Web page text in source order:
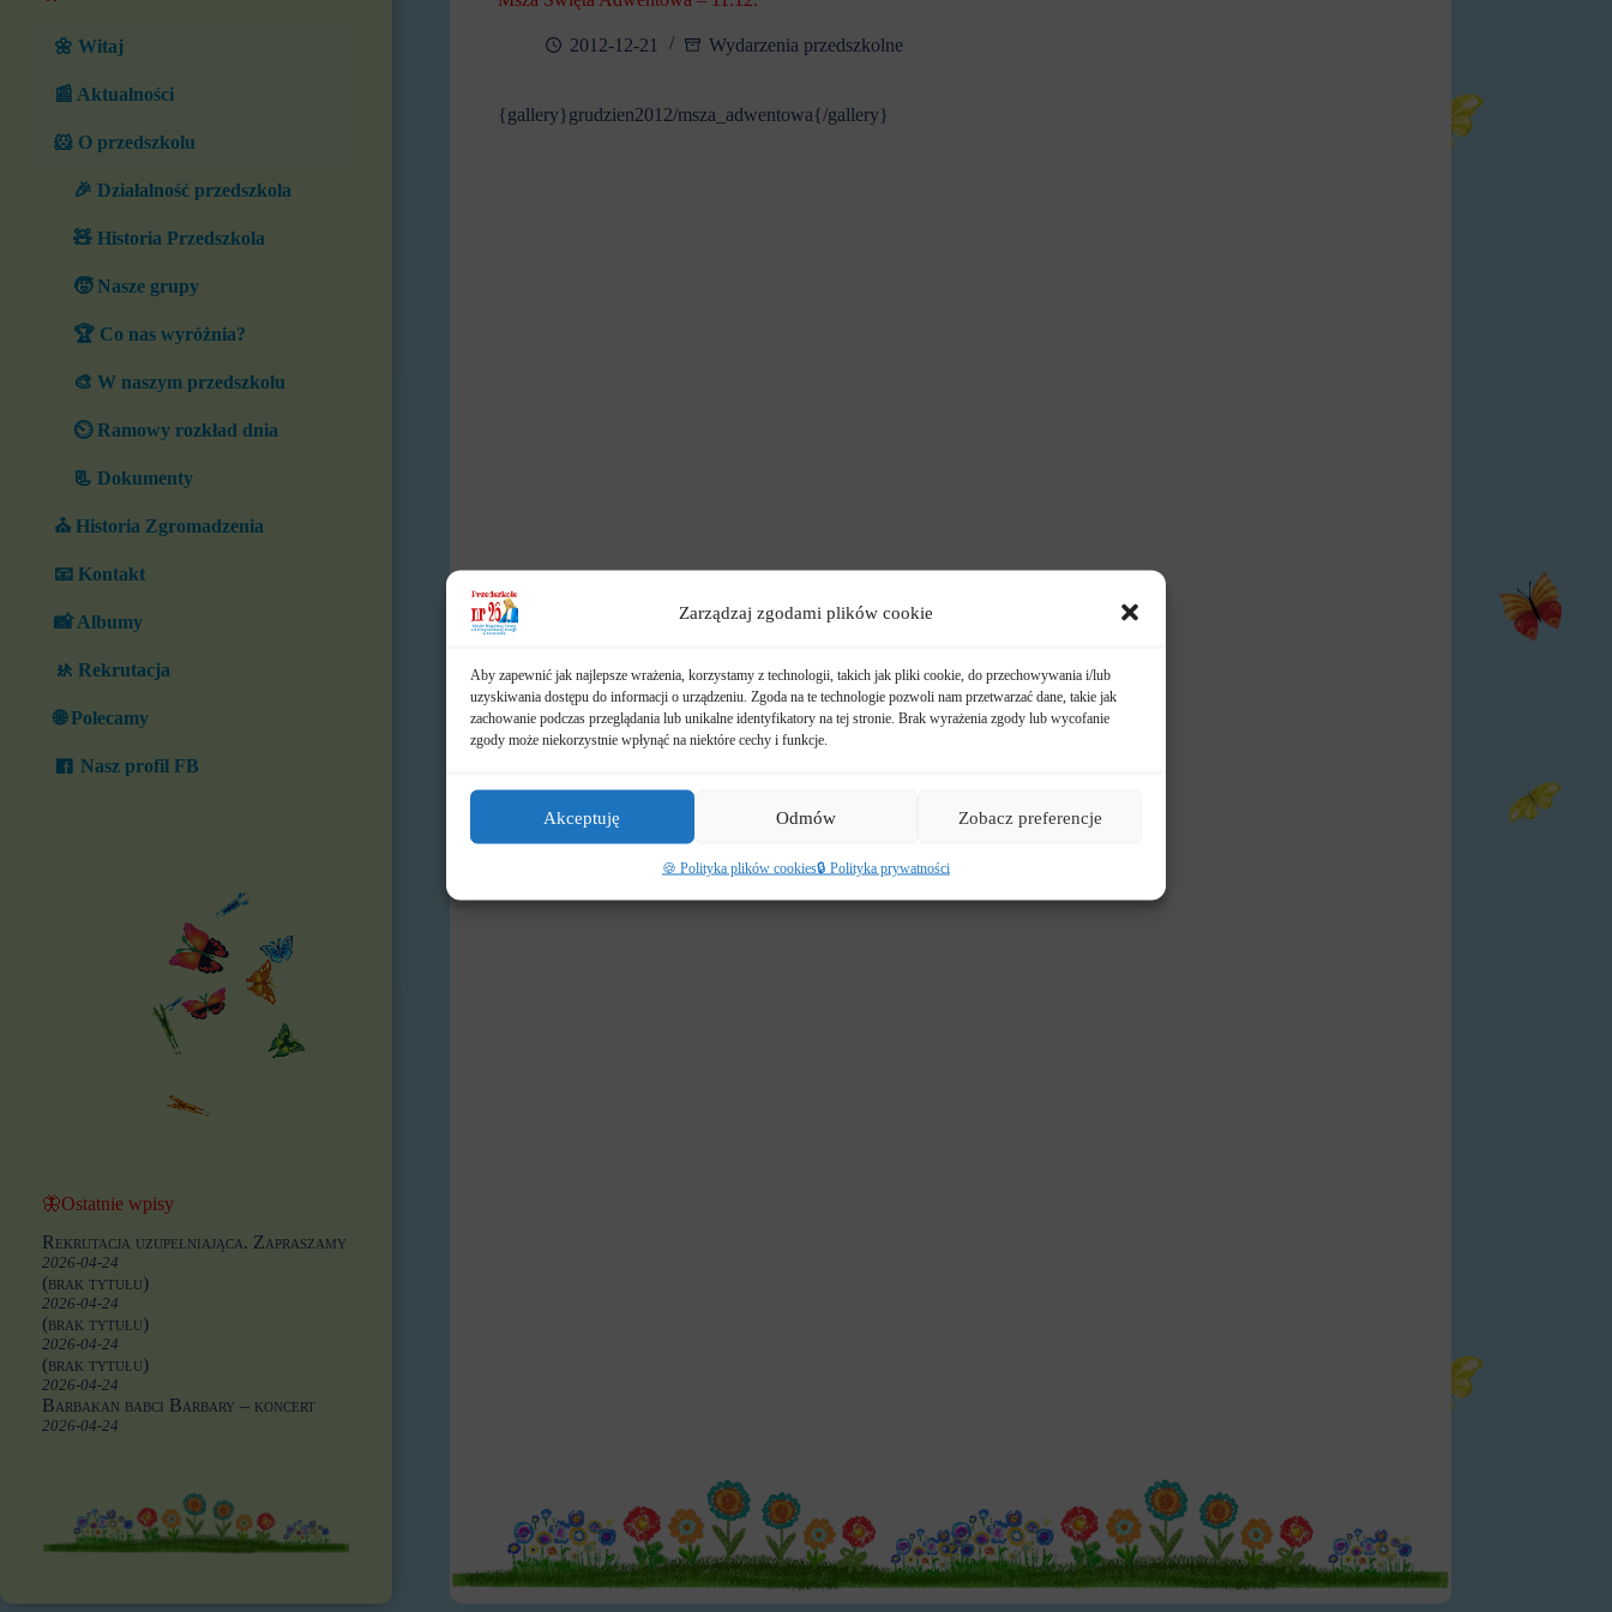
Zarządzaj zgodami plików cookie
Aby zapewnić jak najlepsze wrażenia, korzystamy z technologii, takich jak pliki cookie, do przechowywania i/lub
uzyskiwania dostępu do informacji o urządzeniu. Zgoda na te technologie pozwoli nam przetwarzać dane, takie jak
zachowanie podczas przeglądania lub unikalne identyfikatory na tej stronie. Brak wyrażenia zgody lub wycofanie
zgody może niekorzystnie wpłynąć na niektóre cechy i funkcje.
Akceptuję Odmów Zobacz preferencje
🍪 Polityka plików cookies🔒 Polityka prywatności
2012-12-21 Wydarzenia przedszkolne
{gallery}grudzien2012/msza_adwentowa{/gallery}
🌼 Witaj
📰 Aktualności
🐹 O przedszkolu
🎉 Działalność przedszkola
🧸 Historia Przedszkola
🧒 Nasze grupy
🏆 Co nas wyróżnia?
🎨 W naszym przedszkolu
⏲️ Ramowy rozkład dnia
📃 Dokumenty
⛪ Historia Zgromadzenia
📧 Kontakt
📸 Albumy
🚸 Rekrutacja
🌐 Polecamy
Nasz profil FB
🦋Ostatnie wpisy
Rekrutacja uzupełniająca. Zapraszamy
2026-04-24
(brak tytułu)
2026-04-24
(brak tytułu)
2026-04-24
(brak tytułu)
2026-04-24
Barbakan babci Barbary – koncert
2026-04-24